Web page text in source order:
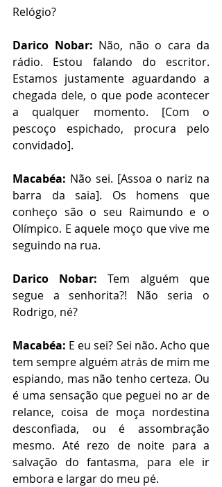
Relógio?
Darico Nobar: Não, não o cara da
rádio. Estou falando do escritor.
Estamos justamente aguardando a
chegada dele, o que pode acontecer
a qualquer momento. [Com o
pescoço espichado, procura pelo
convidado].
Macabéa: Não sei. [Assoa o nariz na
barra da saia]. Os homens que
conheço são o seu Raimundo e o
Olímpico. E aquele moço que vive me
seguindo na rua.
Darico Nobar: Tem alguém que
segue a senhorita?! Não seria o
Rodrigo, né?
Macabéa: E eu sei? Sei não. Acho que
tem sempre alguém atrás de mim me
espiando, mas não tenho certeza. Ou
é uma sensação que peguei no ar de
relance, coisa de moça nordestina
desconfiada, ou é assombração
mesmo. Até rezo de noite para a
salvação do fantasma, para ele ir
embora e largar do meu pé.